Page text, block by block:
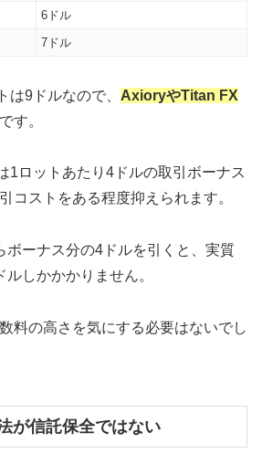
6ドル
7ドル
は9ドルなので、 AxioryやTitan FX
です。
1ロットあたり4ドルの取引ボーナス
コストをある程度抑えられます。
ボーナス分の4ドルを引くと、実質
しかかかりません。
料の高さを気にする必要はないでし
が信託保全ではない